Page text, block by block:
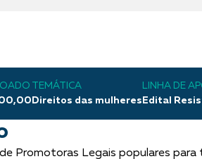
TEMÁTICA
Direitos das mulheres
LINHA DE
Edital
Promotoras Legais populares